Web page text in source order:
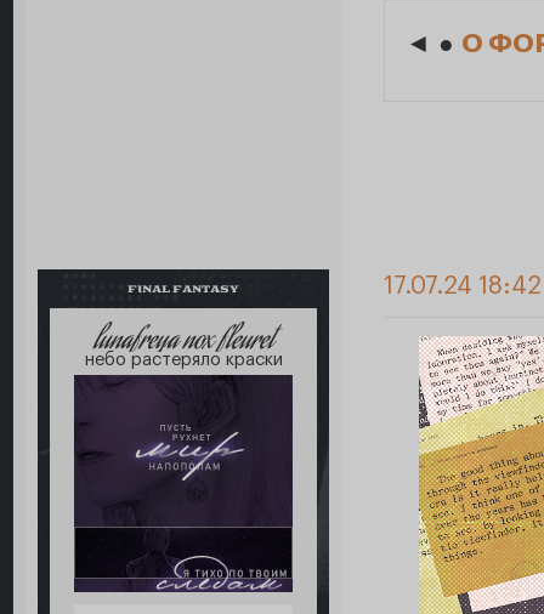
◄ ● О
FINAL FANTASY
lunafreya nox fleuret
небо растеряло краски
17.07.24